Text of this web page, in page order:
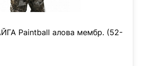
Paintball алова мембр. (52-